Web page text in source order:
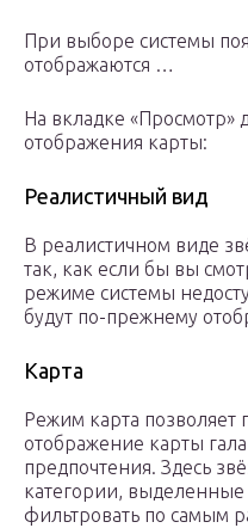
При выборе системы
отображаются …
На вкладке «Просмотр»
отображения карты:
Реалистичный вид
В реалистичном виде
так, как если бы вы
режиме системы
будут по-прежнему
Карта
Режим карта позволяет
отображение карты
предпочтения. Здесь
категории,
фильтровать по самым